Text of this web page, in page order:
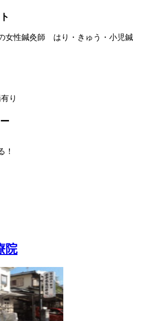
女性鍼灸師 はり・きゅう・小児鍼
り
！
院